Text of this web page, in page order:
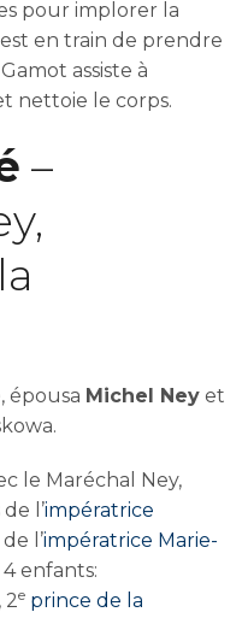
pour implorer la
en train de prendre
assiste à
nettoie le corps.
–
épousa Michel Ney et
le Maréchal Ney,
l’impératrice
l’impératrice Marie-
4 enfants:
2e prince de la